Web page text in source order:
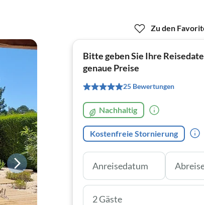
Zu den
Bitte geben Sie Ihre
genaue Preise
25 Bewertungen
Nachhaltig
Kostenfreie Stornierung
2 Gäste